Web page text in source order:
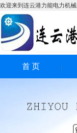
欢迎来到连云港力能电力机
首 页